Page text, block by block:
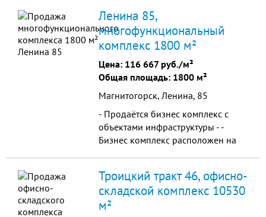
оживлённые дороги
Ленина 85,
многофункциональный
комплекс 1800 м²
Цена: 116 667 руб./м²
Общая площадь: 1800 м²
Магнитогорск, Ленина, 85
- Продаётся бизнес комплекс с
объектами инфраструктуры - -
Бизнес комплекс расположен на
расположен
Троицкий тракт 46, офисно-
складской комплекс 10530
м²